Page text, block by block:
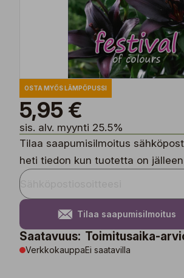
OSTA MYÖS LÄMPÖPUSSI
5,95 €
sis. alv. myynti 25.5%
Tilaa saapumisilmoitus
heti tiedon kun tuotetta on
Tilaa saapumisilmoitus
Saatavuus:
Verkkokauppa
Toimitusaika-
Ei saatavilla